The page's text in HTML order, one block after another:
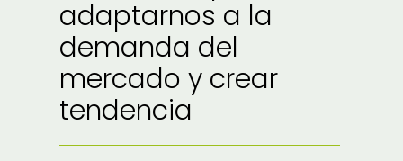
adaptarnos a la
demanda del
mercado y crear
tendencia